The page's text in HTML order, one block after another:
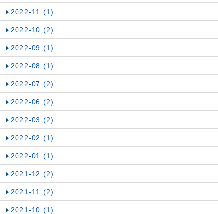
2022-11 (1)
2022-10 (2)
2022-09 (1)
2022-08 (1)
2022-07 (2)
2022-06 (2)
2022-03 (2)
2022-02 (1)
2022-01 (1)
2021-12 (2)
2021-11 (2)
2021-10 (1)